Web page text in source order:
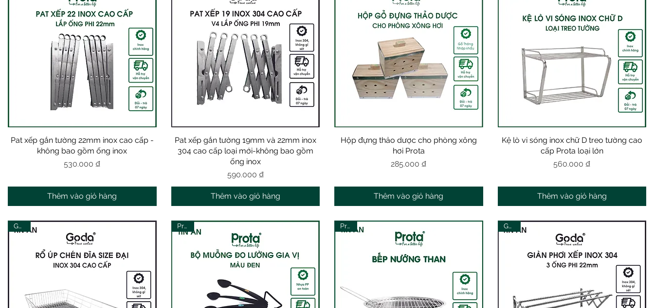
Xem nhanh
Pat xếp gắn tường 22mm inox cao cấp -
không bao gồm ống inox
Giá
530.000 ₫
Thêm vào giỏ hàng
Xem nhanh
Pat xếp gắn tường 19mm và 22mm inox
304 cao cấp loại mới-không bao gồm
ống inox
Giá
590.000 ₫
Thêm vào giỏ hàng
Xem nhanh
Hộp đựng thảo dược cho phòng xông
hơi Prota
Giá
285.000 ₫
Thêm vào giỏ hàng
Xem nhanh
Kệ lò vi sóng inox chữ D treo tường cao
cấp Prota loại lớn
Giá
560.000 ₫
Thêm vào giỏ hàng
Goda Prota Prota Goda